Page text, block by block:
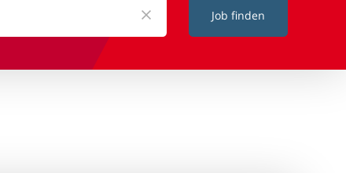
Job finden